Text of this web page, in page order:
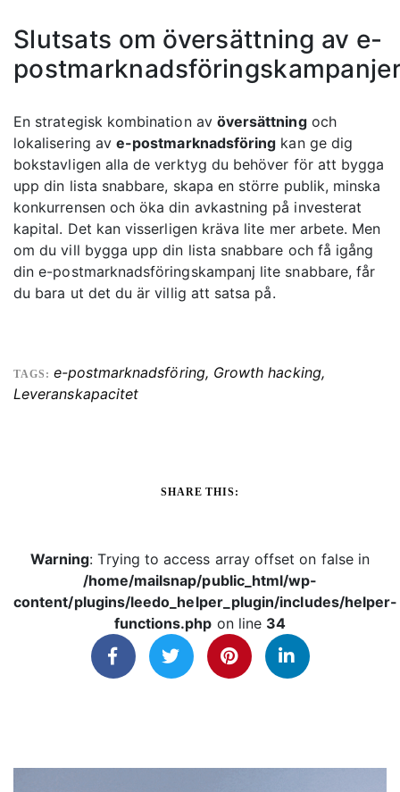
Slutsats om översättning av e-
En strategisk kombination av översättningoch
lokalisering ave-postmarknadsföring kan ge dig
bokstavligen alla de verktyg du behöver för att bygga
upp din lista snabbare, skapa en större publik, minska
konkurrensen och öka din avkastning på investerat
kapital. Det kan visserligen kräva lite mer arbete. Men
om du vill bygga upp din lista snabbare och få igång
din e-postmarknadsföringskampanj lite snabbare, får
du bara ut det du är villig att satsa på.
TAGS: e-postmarknadsföring, Growth hacking,
Leveranskapacitet
SHARE THIS:
Warning: Trying to access array offset on false in
/home/mailsnap/public_html/wp-
content/plugins/leedo_helper_plugin/includes/helper-
functions.php on line 34